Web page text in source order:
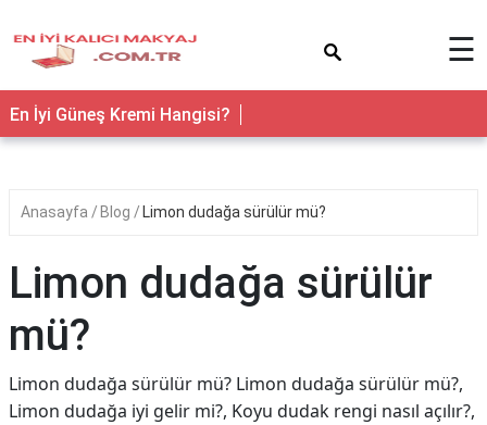
☰
En İyi Güneş Kremi Hangisi?
Anasayfa Blog Limon dudağa sürülür mü?
Limon dudağa sürülür
mü?
Limon dudağa sürülür mü? Limon dudağa sürülür mü?,
Limon dudağa iyi gelir mi?, Koyu dudak rengi nasıl açılır?,